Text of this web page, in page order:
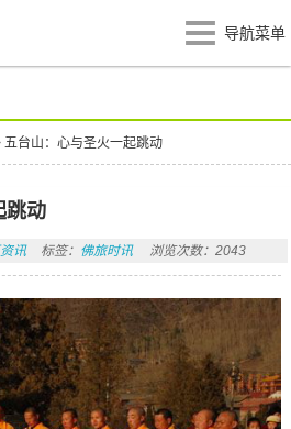
导航菜单
五台山：心与圣火一起跳动
跳动
讯 标签： 佛旅时讯 浏览次数：2043